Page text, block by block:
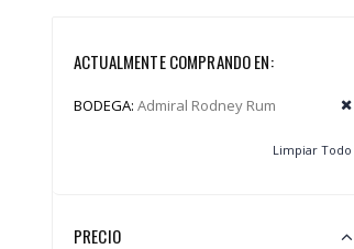
ACTUALMENTE COMPRANDO EN:
BODEGA: Admiral Rodney Rum
Limpiar Todo
PRECIO